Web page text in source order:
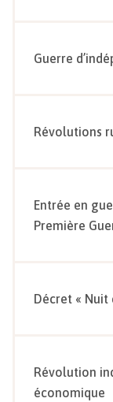
Guerre
Révolutions
Entrée en
Première
Décret «
Révolution
économique